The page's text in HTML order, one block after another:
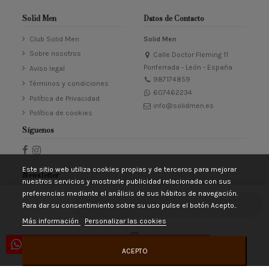
Añadir al carrito
Solid Men
Club Solid Men
Sobre nosotros
Aviso legal
Términos y condiciones
Política de Privacidad
Política de cookies
Datos de Contacto
Solid Men
Calle Doctor Fleming 11
Ponferrada - León - España
987174859
607462234
info@solidmen.es
Este sitio web utiliza cookies propias y de terceros para mejorar
nuestros servicios y mostrarle publicidad relacionada con sus
preferencias mediante el análisis de sus hábitos de navegación.
Para dar su consentimiento sobre su uso pulse el botón Acepto..
Más información
Personalizar las cookies
ACEPTO
Síguenos
Newsletter
Puede darse de baja en cualquier momento. Para ello, consulte nuestra información
de contacto en el aviso legal.
Acepto lascondiciones generalesy lapolítica de privacidad